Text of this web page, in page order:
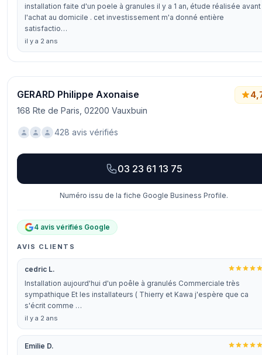
installation faite d'un poele à granules il y a 1 an, étude réalisée avant
l'achat au domicile . cet investissement m'a donné entière
satisfactio…
il y a 2 ans
GERARD Philippe Axonaise
168 Rte de Paris, 02200 Vauxbuin
428 avis vérifiés
03 23 61 13 75
Numéro issu de la fiche Google Business Profile.
4 avis vérifiés Google
AVIS CLIENTS
cedric L.
Installation aujourd'hui d'un poêle à granulés Commerciale très
sympathique Et les installateurs ( Thierry et Kawa j'espère que ca
s'écrit comme …
il y a 2 ans
Emilie D.